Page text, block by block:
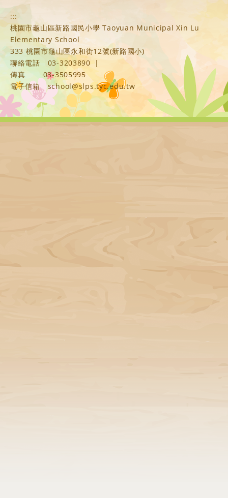
:::
桃園市龜山區新路國民小學 Taoyuan Municipal Xin Lu
Elementary School
333 桃園市龜山區永和街12號(新路國小)
聯絡電話
03-3203890
|
傳真
03-3505995
電子信箱
school@slps.tyc.edu.tw